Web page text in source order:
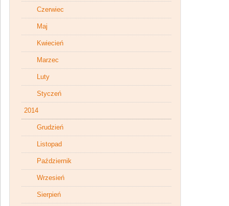
Czerwiec
Maj
Kwiecień
Marzec
Luty
Styczeń
2014
Grudzień
Listopad
Październik
Wrzesień
Sierpień